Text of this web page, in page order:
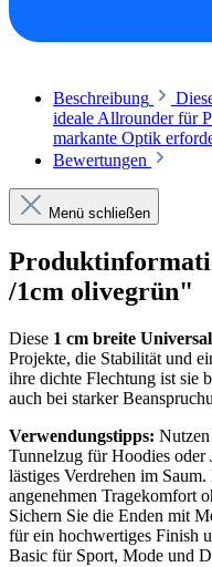
Beschreibung
ideale Allrounder für
markante Optik
Bewertungen
Menü schließen
/1cm olivegrün"
Diese 1 cm breite
Projekte, die Stabilität und
ihre dichte Flechtung ist sie
auch bei starker
Verwendungstipps:
Tunnelzug für Hoodies oder
lästiges Verdrehen im
angenehmen Tragekomfort
Sichern Sie die Enden mit
für ein hochwertiges Finish
Basic für Sport, Mode und